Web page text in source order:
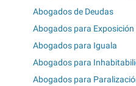
Abogados de Deudas
Abogados para
Abogados para Iguala
Abogados para
Abogados para